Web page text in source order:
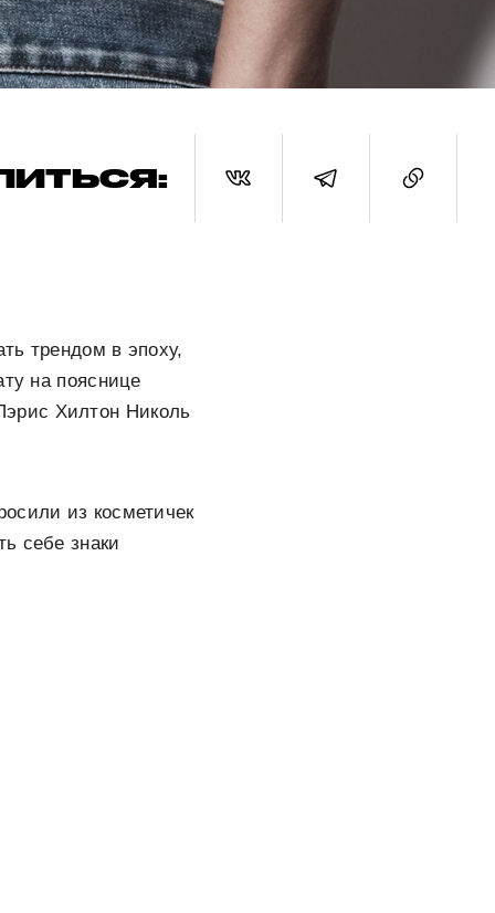
трендом в эпоху,
на пояснице
Хилтон Николь
из косметичек
себе знаки